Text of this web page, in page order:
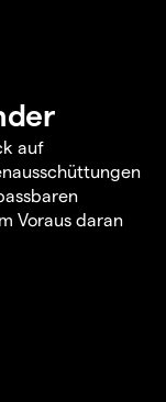
auf
Voraus daran